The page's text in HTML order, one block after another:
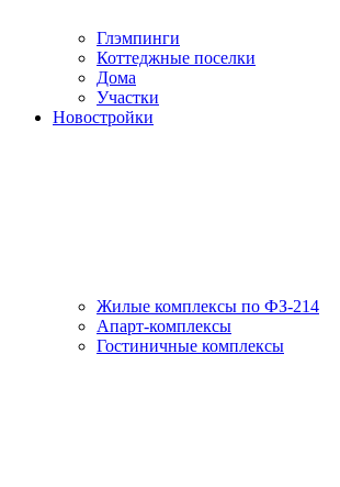
Глэмпинги
Коттеджные поселки
Дома
Участки
Новостройки
Жилые комплексы по ФЗ-214
Апарт-комплексы
Гостиничные комплексы